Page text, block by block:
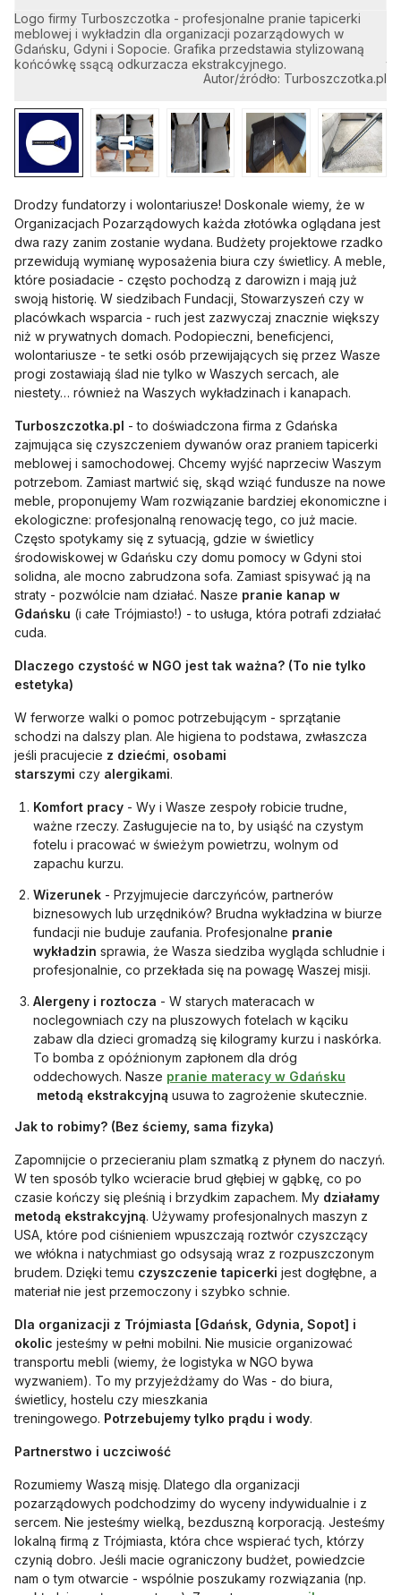
Logo firmy Turboszczotka - profesjonalne pranie tapicerki
meblowej i wykładzin dla organizacji pozarządowych w
Gdańsku, Gdyni i Sopocie. Grafika przedstawia stylizowaną
końcówkę ssącą odkurzacza ekstrakcyjnego.
Autor/źródło: Turboszczotka.pl
Drodzy fundatorzy i wolontariusze! Doskonale wiemy, że w
Organizacjach Pozarządowych każda złotówka oglądana jest
dwa razy zanim zostanie wydana. Budżety projektowe rzadko
przewidują wymianę wyposażenia biura czy świetlicy. A meble,
które posiadacie - często pochodzą z darowizn i mają już
swoją historię. W siedzibach Fundacji, Stowarzyszeń czy w
placówkach wsparcia - ruch jest zazwyczaj znacznie większy
niż w prywatnych domach. Podopieczni, beneficjenci,
wolontariusze - te setki osób przewijających się przez Wasze
progi zostawiają ślad nie tylko w Waszych sercach, ale
niestety… również na Waszych wykładzinach i kanapach.
Turboszczotka.pl - to doświadczona firma z Gdańska
zajmująca się czyszczeniem dywanów oraz praniem tapicerki
meblowej i samochodowej. Chcemy wyjść naprzeciw Waszym
potrzebom. Zamiast martwić się, skąd wziąć fundusze na nowe
meble, proponujemy Wam rozwiązanie bardziej ekonomiczne i
ekologiczne: profesjonalną renowację tego, co już macie.
Często spotykamy się z sytuacją, gdzie w świetlicy
środowiskowej w Gdańsku czy domu pomocy w Gdyni stoi
solidna, ale mocno zabrudzona sofa. Zamiast spisywać ją na
straty - pozwólcie nam działać. Nasze pranie kanap w
Gdańsku (i całe Trójmiasto!) - to usługa, która potrafi zdziałać
cuda.
Dlaczego czystość w NGO jest tak ważna? (To nie tylko
estetyka)
W ferworze walki o pomoc potrzebującym - sprzątanie
schodzi na dalszy plan. Ale higiena to podstawa, zwłaszcza
jeśli pracujecie z dziećmi osobami
starszymi czy alergikami.
Komfort pracy - Wy i Wasze zespoły robicie trudne,
ważne rzeczy. Zasługujecie na to, by usiąść na czystym
fotelu i pracować w świeżym powietrzu, wolnym od
zapachu kurzu.
Wizerunek - Przyjmujecie darczyńców, partnerów
biznesowych lub urzędników? Brudna wykładzina w biurze
fundacji nie buduje zaufania. Profesjonalne pranie
wykładzin sprawia, że Wasza siedziba wygląda schludnie i
profesjonalnie, co przekłada się na powagę Waszej misji.
Alergeny i roztocza - W starych materacach w
noclegowniach czy na pluszowych fotelach w kąciku
zabaw dla dzieci gromadzą się kilogramy kurzu i naskórka.
To bomba z opóźnionym zapłonem dla dróg
oddechowych. Nasze pranie materacy w Gdańsku
otwiera się w nowej karcie
metodą ekstrakcyjną usuwa to zagrożenie skutecznie.
Jak to robimy? (Bez ściemy, sama fizyka)
Zapomnijcie o przecieraniu plam szmatką z płynem do naczyń.
W ten sposób tylko wcieracie brud głębiej w gąbkę, co po
czasie kończy się pleśnią i brzydkim zapachem. My działamy
metodą ekstrakcyjną. Używamy profesjonalnych maszyn z
USA, które pod ciśnieniem wpuszczają roztwór czyszczący
we włókna i natychmiast go odsysają wraz z rozpuszczonym
brudem. Dzięki temu czyszczenie tapicerki jest dogłębne, a
materiał nie jest przemoczony i szybko schnie.
Dla organizacji z Trójmiasta [Gdańsk, Gdynia, Sopot] i
okolic jesteśmy w pełni mobilni. Nie musicie organizować
transportu mebli (wiemy, że logistyka w NGO bywa
wyzwaniem). To my przyjeżdżamy do Was - do biura,
świetlicy, hostelu czy mieszkania
treningowego. Potrzebujemy tylko prądu i wody.
Partnerstwo i uczciwość
Rozumiemy Waszą misję. Dlatego dla organizacji
pozarządowych podchodzimy do wyceny indywidualnie i z
sercem. Nie jesteśmy wielką, bezduszną korporacją. Jesteśmy
lokalną firmą z Trójmiasta, która chce wspierać tych, którzy
czynią dobro. Jeśli macie ograniczony budżet, powiedzcie
nam o tym otwarcie - wspólnie poszukamy rozwiązania (np.